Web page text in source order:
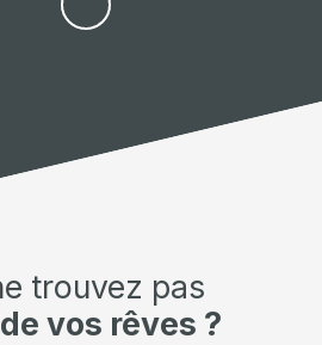
trouvez pas
vos rêves ?